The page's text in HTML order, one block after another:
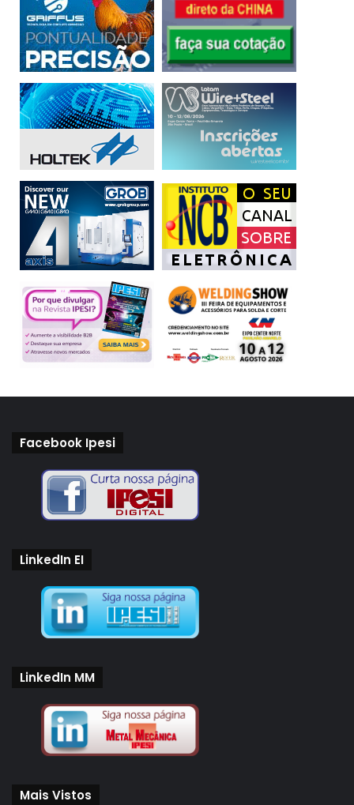
Facebook Ipesi
LinkedIn EI
LinkedIn MM
Mais Vistos